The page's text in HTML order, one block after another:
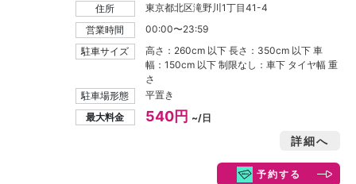
住所
東京都北区滝野川1丁目41-4
営業時間
00:00〜23:59
駐車サイズ
高さ：260cm 以下 長さ：350cm 以下 車
幅：150cm 以下 制限なし：車下 タイヤ幅 重
さ
駐車場形態
平置き
最大料金
540円 ~/日
詳細へ
予約する